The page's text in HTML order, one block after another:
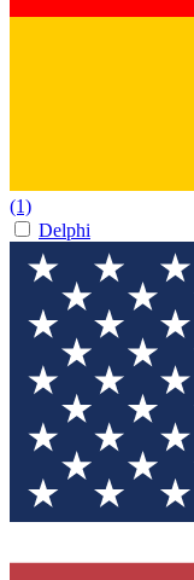
(1)
Delphi